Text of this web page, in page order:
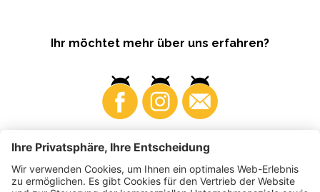
Ihr möchtet mehr über uns erfahren?
Business Produzenten